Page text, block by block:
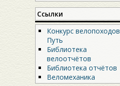
Ссылки
Конкурс велопоходов
Путь
Библиотека
велоотчётов
Библиотека отчётов
Веломеханика